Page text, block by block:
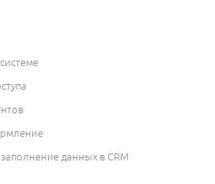
данных в CRM